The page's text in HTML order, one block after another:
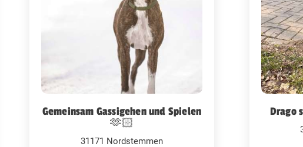
Gemeinsam Gassigehen und Spielen
🫶🏻
31171 Nordstemmen
Drago